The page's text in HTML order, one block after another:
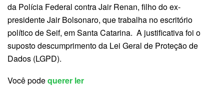
da Polícia Federal contra Jair Renan, filho do ex-
presidente Jair Bolsonaro, que trabalha no escritório
político de Seif, em Santa Catarina. A justificativa foi o
suposto descumprimento da Lei Geral de Proteção de
Dados (LGPD).
Você podequerer ler